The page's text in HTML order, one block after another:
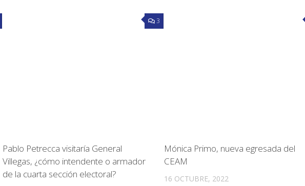
3
Pablo Petrecca visitaría General
Villegas, ¿cómo intendente o armador
de la cuarta sección electoral?
Mónica Primo, nueva egresada del
CEAM
16 OCTUBRE, 2022